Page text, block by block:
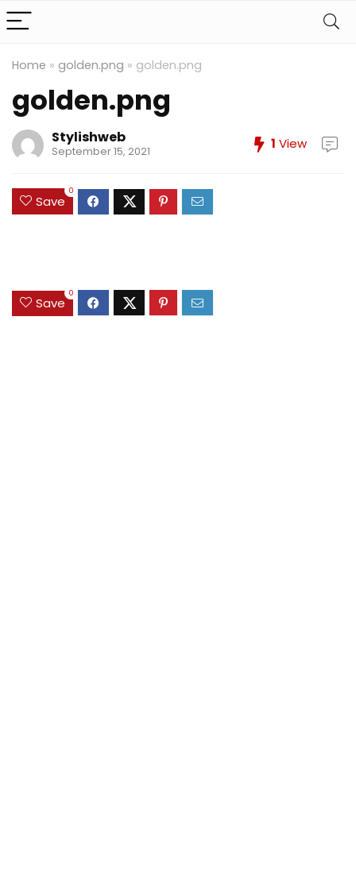
Home » golden.png » golden.png
golden.png
Stylishweb
September 15, 2021 1 View
Save
0
Save
0